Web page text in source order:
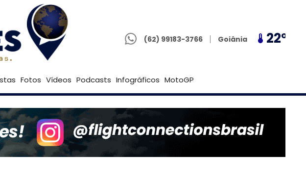
(62) 99183-3766
22º Brasília Goiânia 22º Brasília 20º
Fotos Vídeos Podcasts Infográficos MotoGP